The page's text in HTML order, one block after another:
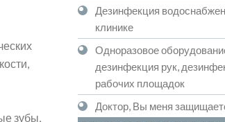
зубы,
Дезинфекция
клинике
Одноразовое
дезинфекция рук,
рабочих площадок
Доктор, Вы меня